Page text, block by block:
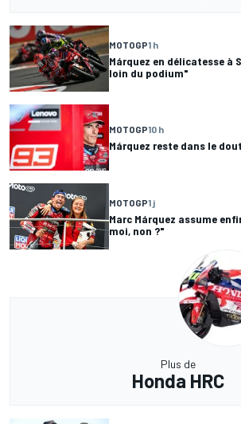
MOTOGP1 h
Márquez en délicatesse à
loin du podium"
MOTOGP10 h
Márquez reste dans le
MOTOGP1 j
Marc Márquez assume
moi, non ?"
Plus de
Honda HRC